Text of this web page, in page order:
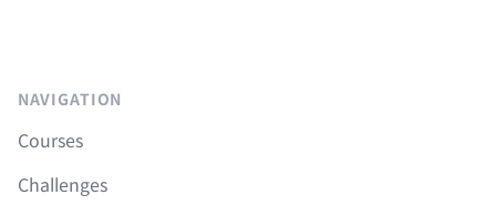
NAVIGATION
Courses
Challenges